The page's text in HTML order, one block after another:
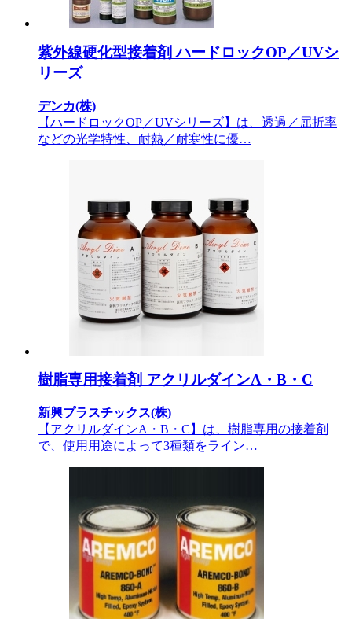
紫外線硬化型接着剤 ハードロックOP／UVシ
リーズ
デンカ(株)
【ハードロックOP／UVシリーズ】は、透過／屈折率
などの光学特性、耐熱／耐寒性に優…
樹脂専用接着剤 アクリルダインA・B・C
新興プラスチックス(株)
【アクリルダインA・B・C】は、樹脂専用の接着剤
で、使用用途によって3種類をライン…